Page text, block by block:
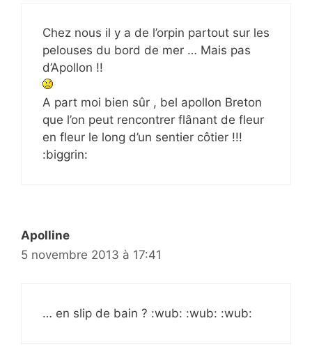
Chez nous il y a de l’orpin partout sur les
pelouses du bord de mer … Mais pas
d’Apollon !!
A part moi bien sûr , bel apollon Breton
que l’on peut rencontrer flânant de fleur
en fleur le long d’un sentier côtier !!!
:biggrin:
Apolline
5 novembre 2013 à 17:41
… en slip de bain ? :wub: :wub: :wub: